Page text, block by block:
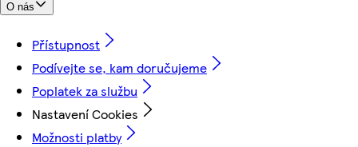
O nás
Přístupnost
Podívejte se, kam doručujeme
Poplatek za službu
Nastavení Cookies
Možnosti platby